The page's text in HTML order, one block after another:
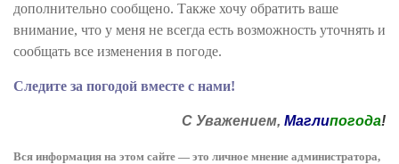
дополнительно сообщено. Также хочу обратить ваше
внимание, что у меня не всегда есть возможность уточнять и
сообщать все изменения в погоде.
Следите за погодой вместе с нами!
С Уважением, Маглипогода!
Вся информация на этом сайте — это личное мнение администратора,